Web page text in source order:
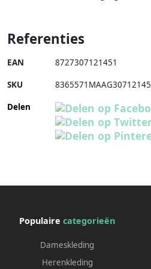
Referenties
EAN 8727307121451
SKU 8365571MAAG30712145
Delen
Populaire categorieën
Dameskleding
Herenkleding